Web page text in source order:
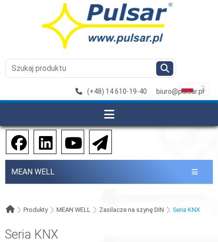
(+48) 14 610-19-40 biuro@pulsar.pl
MEAN WELL
Produkty MEAN WELL Zasilacze na szynę DIN Seria KNX
Seria KNX